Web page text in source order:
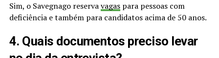
Sim, o Savegnago reservavagaspara pessoas com
deficiência e também para candidatos acima de 50 anos.
4. Quais documentos preciso levar